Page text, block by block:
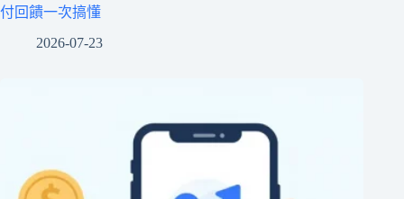
付回饋一次搞懂
2026-07-23